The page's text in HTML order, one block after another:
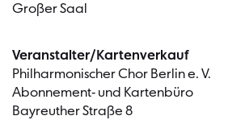
Großer Saal
Veranstalter/Kartenverkauf
Philharmonischer Chor Berlin e. V.
Abonnement- und Kartenbüro
Bayreuther Straße 8